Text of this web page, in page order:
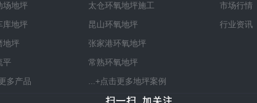
场地坪
库地坪
地坪
平
多产品
太仓环氧地坪施工
昆山环氧地坪
张家港环氧地坪
常熟环氧地坪
...+点击更多地坪案例
市场行情
行业资讯